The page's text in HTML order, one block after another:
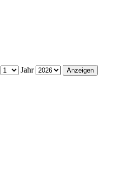
Jahr